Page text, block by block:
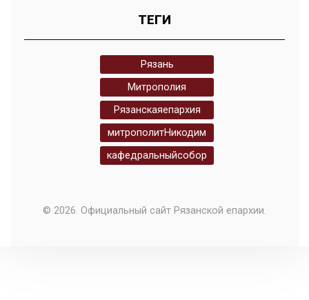
ТЕГИ
Рязань
Митрополия
Рязанскаяепархия
митрополитНикодим
кафедральныйсобор
© 2026. Официальный сайт Рязанской епархии.